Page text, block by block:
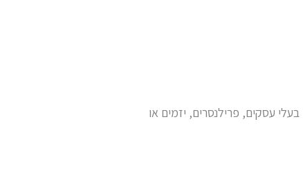
עסקים, פרילנסרים, יזמים או